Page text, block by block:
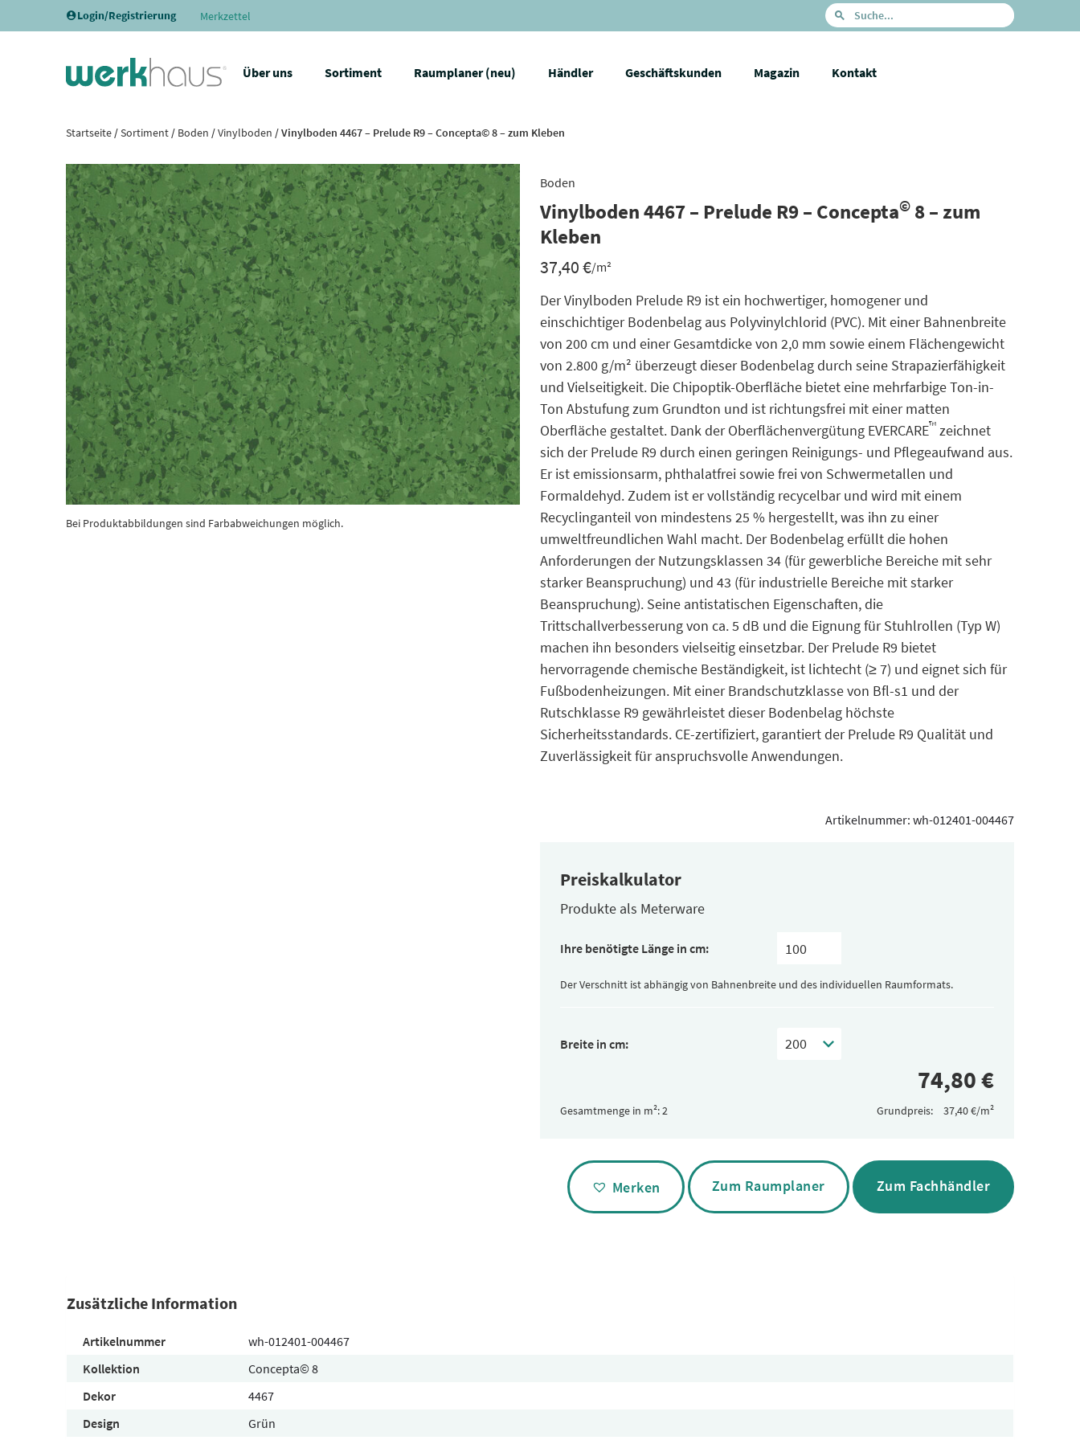
Login/Registrierung Merkzettel
Über uns Sortiment Raumplaner (neu) Händler Geschäftskunden Magazin Kontakt
Startseite/Sortiment/ Boden /Vinylboden / Vinylboden 4467 – Prelude R9 – Concepta© 8 – zum Kleben
Bei Produktabbildungen sind Farbabweichungen möglich.
Boden
Vinylboden 4467 – Prelude R9 – Concepta© 8 – zum
Kleben
37,40€/m²
Der Vinylboden Prelude R9 ist ein hochwertiger, homogener und
einschichtiger Bodenbelag aus Polyvinylchlorid (PVC). Mit einer Bahnenbreite
von 200 cm und einer Gesamtdicke von 2,0 mm sowie einem Flächengewicht
von 2.800 g/m² überzeugt dieser Bodenbelag durch seine Strapazierfähigkeit
und Vielseitigkeit. Die Chipoptik-Oberfläche bietet eine mehrfarbige Ton-in-
Ton Abstufung zum Grundton und ist richtungsfrei mit einer matten
Oberfläche gestaltet. Dank der Oberflächenvergütung EVERCARE™ zeichnet
sich der Prelude R9 durch einen geringen Reinigungs- und Pflegeaufwand aus.
Er ist emissionsarm, phthalatfrei sowie frei von Schwermetallen und
Formaldehyd. Zudem ist er vollständig recycelbar und wird mit einem
Recyclinganteil von mindestens 25 % hergestellt, was ihn zu einer
umweltfreundlichen Wahl macht. Der Bodenbelag erfüllt die hohen
Anforderungen der Nutzungsklassen 34 (für gewerbliche Bereiche mit sehr
starker Beanspruchung) und 43 (für industrielle Bereiche mit starker
Beanspruchung). Seine antistatischen Eigenschaften, die
Trittschallverbesserung von ca. 5 dB und die Eignung für Stuhlrollen (Typ W)
machen ihn besonders vielseitig einsetzbar. Der Prelude R9 bietet
hervorragende chemische Beständigkeit, ist lichtecht (≥ 7) und eignet sich für
Fußbodenheizungen. Mit einer Brandschutzklasse von Bfl-s1 und der
Rutschklasse R9 gewährleistet dieser Bodenbelag höchste
Sicherheitsstandards. CE-zertifiziert, garantiert der Prelude R9 Qualität und
Zuverlässigkeit für anspruchsvolle Anwendungen.
Artikelnummer: wh-012401-004467
Preiskalkulator
Produkte als Meterware
Ihre benötigte Länge in cm:
Der Verschnitt ist abhängig von Bahnenbreite und des individuellen Raumformats.
Breite in cm:
Gesamtmenge in m²: Grundpreis:
Alternative:
Merken Zum Raumplaner Zum Fachhändler
Zusätzliche Information
Artikelnummer
wh-012401-004467
Kollektion
Concepta© 8
Dekor
4467
Design
Grün